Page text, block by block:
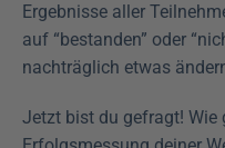
Ergebnisse aller
auf “bestanden” oder
nachträglich etwas
Jetzt bist du gefragt!